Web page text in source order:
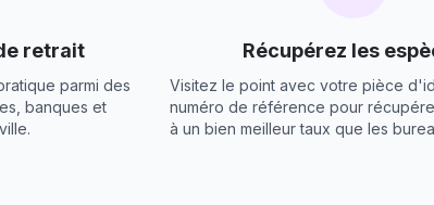
retrait
parmi des
banques et
Récupérez les
Visitez le point avec votre pièce
numéro de référence pour
à un bien meilleur taux que les